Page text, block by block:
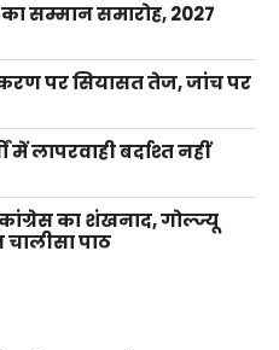
का सम्मान समारोह, 2027
पर सियासत तेज, जांच पर
में लापरवाही बर्दाश्त नहीं
का शंखनाद, गोल्ज्यू
पाठ